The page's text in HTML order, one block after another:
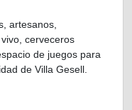
artesanos,
cerveceros
de juegos para
de Villa Gesell.